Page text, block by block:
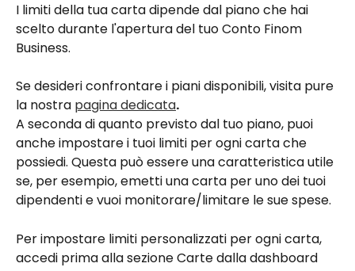
I limiti della tua carta dipende dal piano che hai
scelto durante l'apertura del tuo Conto Finom
Business.
Se desideri confrontare i piani disponibili, visita pure
la nostra pagina dedicata.
A seconda di quanto previsto dal tuo piano, puoi
anche impostare i tuoi limiti per ogni carta che
possiedi. Questa può essere una caratteristica utile
se, per esempio, emetti una carta per uno dei tuoi
dipendenti e vuoi monitorare/limitare le sue spese.
Per impostare limiti personalizzati per ogni carta,
accedi prima alla sezione Carte dalla dashboard